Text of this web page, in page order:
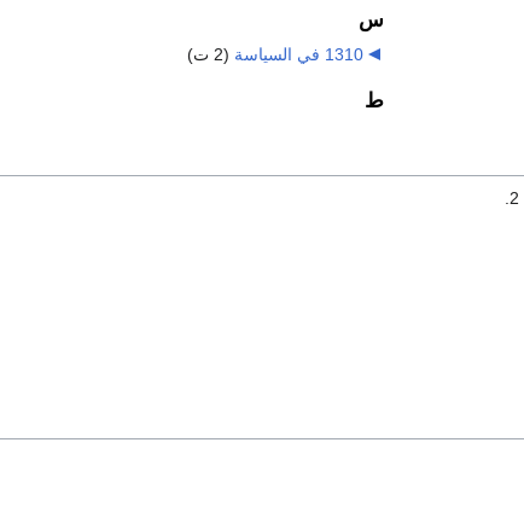
س
1310 في السياسة (2 ت)
ط